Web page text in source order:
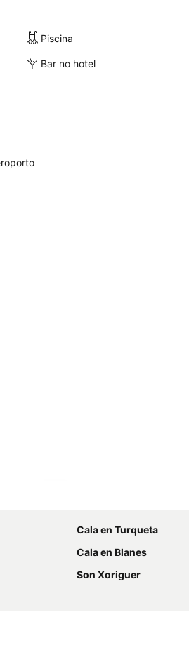
Piscina
Bar no hotel
Cala en Turqueta
Cala en Blanes
Son Xoriguer